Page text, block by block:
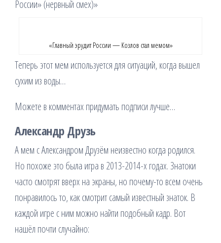
России» (нервный смех)»
«Главный эрудит России — Козлов стал мемом»
Теперь этот мем используется для ситуаций, когда вышел
сухим из воды…
Можете в комментах придумать подписи лучше…
Александр Друзь
А мем с Александром Друзём неизвестно когда родился.
Но похоже это была игра в 2013-2014-х годах. Знатоки
часто смотрят вверх на экраны, но почему-то всем очень
понравилось то, как смотрит самый известный знаток. В
каждой игре с ним можно найти подобный кадр. Вот
нашёл почти случайно: